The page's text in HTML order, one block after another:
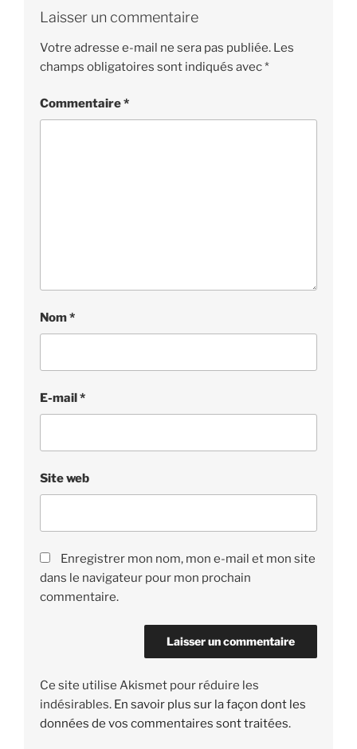
Laisser un commentaire
Votre adresse e-mail ne sera pas publiée. Les
champs obligatoires sont indiqués avec*
Commentaire*
Nom*
E-mail*
Site web
Enregistrer mon nom, mon e-mail et mon site
dans le navigateur pour mon prochain
commentaire.
Ce site utilise Akismet pour réduire les
indésirables. En savoir plus sur la façon dont les
données de vos commentaires sont traitées.